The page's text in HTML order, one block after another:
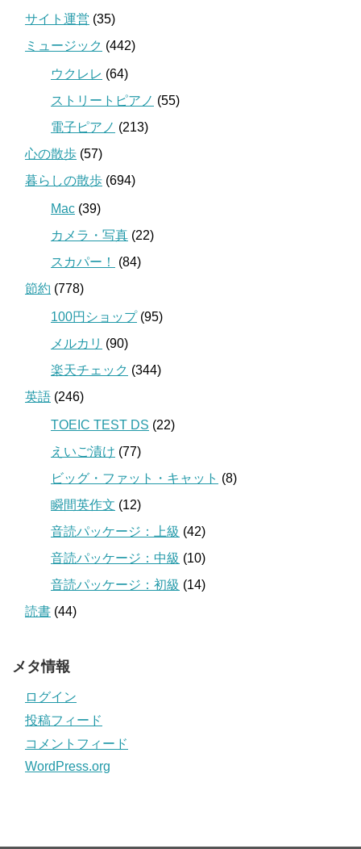
サイト運営 (35)
ミュージック (442)
ウクレレ (64)
ストリートピアノ (55)
電子ピアノ (213)
心の散歩 (57)
暮らしの散歩 (694)
Mac (39)
カメラ・写真 (22)
スカパー！
(84)
節約 (778)
100円ショップ(95)
メルカリ (90)
楽天チェック (344)
英語 (246)
TOEIC TEST DS (22)
えいご漬け (77)
ビッグ・ファット・キャット (8)
瞬間英作文 (12)
音読パッケージ：上級 (42)
音読パッケージ：中級 (10)
音読パッケージ：初級 (14)
読書 (44)
メタ情報
ログイン
投稿フィード
コメントフィード
WordPress.org